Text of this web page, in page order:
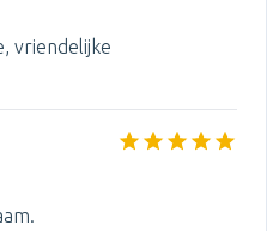
vriendelijke